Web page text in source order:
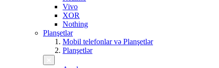
Vivo
XOR
Nothing
Planşetlər
Mobil telefonlar və Planşetlər
Planşetlər